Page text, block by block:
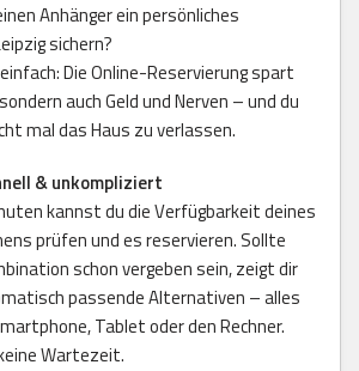
Anhänger ein persönliches
sichern?
Die Online-Reservierung spart
auch Geld und Nerven – und du
mal das Haus zu verlassen.
& unkompliziert
kannst du die Verfügbarkeit deines
prüfen und es reservieren. Sollte
schon vergeben sein, zeigt dir
passende Alternativen – alles
Tablet oder den Rechner.
Wartezeit.